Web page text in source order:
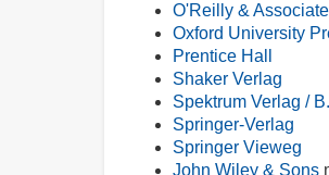
O'Reilly &
Oxford University
Prentice Hall
Shaker Verlag
Spektrum Verlag /
Springer-Verlag
Springer Vieweg
John Wiley & Sons